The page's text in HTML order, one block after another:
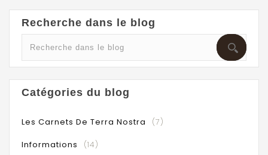
Recherche dans le blog
Catégories du blog
Les Carnets De Terra Nostra
(7)
Informations
(14)